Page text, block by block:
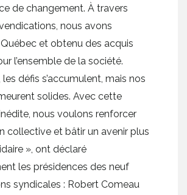
de changement. À travers
nous avons
et obtenu des acquis
l’ensemble de la société.
les défis s’accumulent, mais nos
solides. Avec cette
nous voulons renforcer
collective et bâtir un avenir plus
», ont déclaré
les présidences des neuf
syndicales : Robert Comeau